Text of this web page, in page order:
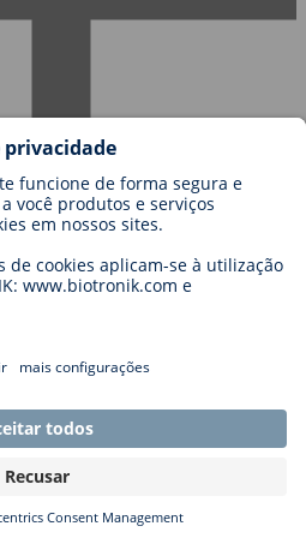
rights reserved.